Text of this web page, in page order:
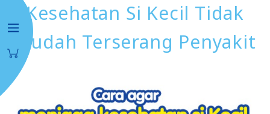
Kesehatan Si Kecil Tidak
Mudah Terserang Penyakit